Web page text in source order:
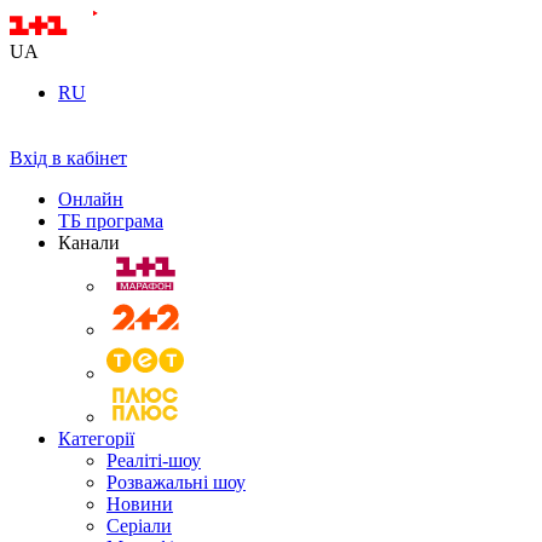
UA
RU
Вхід в кабінет
Онлайн
ТБ програма
Канали
Категорії
Реаліті-шоу
Розважальні шоу
Новини
Серіали